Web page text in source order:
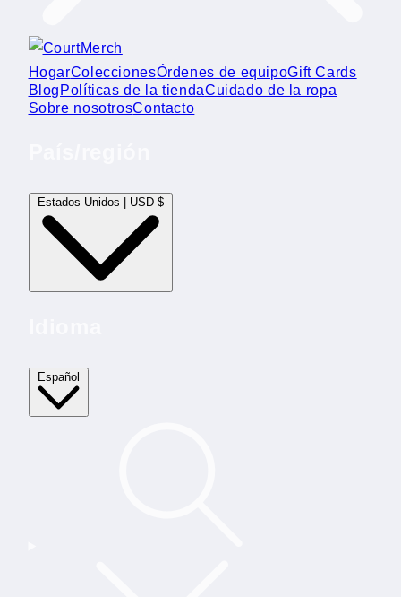
HogarColeccionesÓrdenes de equipoGift Cards
Blog Políticas de la tiendaCuidado de la ropa
Sobre nosotrosContacto
Estados Unidos | USD $
Español